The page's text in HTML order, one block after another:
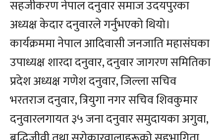
सहजीकरण नेपाल दनुवार समाज उदयपुरका
अध्यक्ष केदार दनुवारले गर्नुभएको थियो।
कार्यक्रममा नेपाल आदिवासी जनजाति महासंघका
उपाध्यक्ष शारदा दनुवार, दनुवार जागरण समितिका
प्रदेश अध्यक्ष गणेश दनुवार, जिल्ला सचिव
भरतराज दनुवार, त्रियुगा नगर सचिव शिवकुमार
दनुवारलगायत ३५ जना दनुवार समुदायका अगुवा,